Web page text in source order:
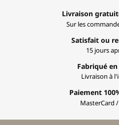
Livraison
Sur les
Satisfait ou
15 jours
Fabriqué
Livraison à
Paiement
MasterCard